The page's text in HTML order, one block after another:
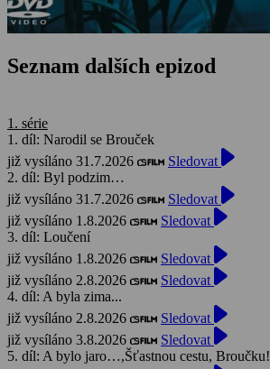
Seznam dalších epizod
1. série
1. díl: Narodil se Brouček
již vysíláno 31.7.2026
Sledovat
2. díl: Byl podzim…
již vysíláno 31.7.2026
Sledovat
již vysíláno 1.8.2026
Sledovat
3. díl: Loučení
již vysíláno 1.8.2026
Sledovat
již vysíláno 2.8.2026
Sledovat
4. díl: A byla zima...
již vysíláno 2.8.2026
Sledovat
již vysíláno 3.8.2026
Sledovat
5. díl: A bylo jaro…,Šťastnou cestu, Broučku!